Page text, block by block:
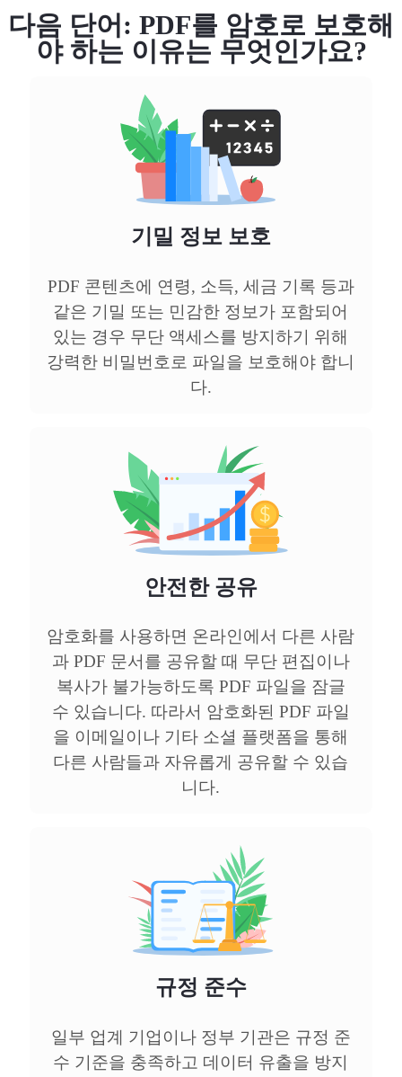
다음 단어: PDF를 암호로 보호해
야 하는 이유는 무엇인가요?
기밀 정보 보호
PDF 콘텐츠에 연령, 소득, 세금 기록 등과
같은 기밀 또는 민감한 정보가 포함되어
있는 경우 무단 액세스를 방지하기 위해
강력한 비밀번호로 파일을 보호해야 합니
다.
안전한 공유
암호화를 사용하면 온라인에서 다른 사람
과 PDF 문서를 공유할 때 무단 편집이나
복사가 불가능하도록 PDF 파일을 잠글
수 있습니다. 따라서 암호화된 PDF 파일
을 이메일이나 기타 소셜 플랫폼을 통해
다른 사람들과 자유롭게 공유할 수 있습
니다.
규정 준수
일부 업계 기업이나 정부 기관은 규정 준
수 기준을 충족하고 데이터 유출을 방지